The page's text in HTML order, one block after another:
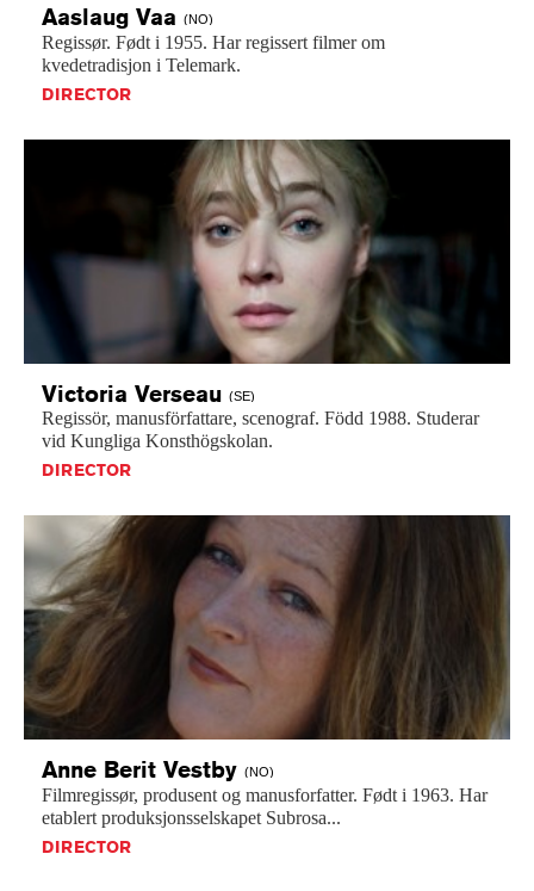
Aaslaug Vaa (NO)
Regissør. Født i 1955. Har regissert filmer om
kvedetradisjon i Telemark.
DIRECTOR
Victoria Verseau (SE)
Regissör, manusförfattare, scenograf. Född 1988. Studerar
vid Kungliga Konsthögskolan.
DIRECTOR
Anne Berit Vestby (NO)
Filmregissør, produsent og manusforfatter. Født i 1963. Har
etablert produksjonsselskapet Subrosa...
DIRECTOR